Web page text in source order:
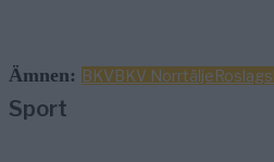
Ämnen: BKVBKV Norrtälje
Sport